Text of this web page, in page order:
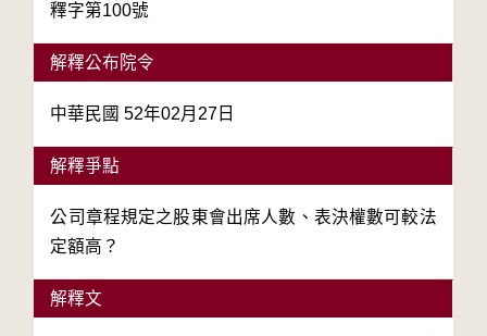
釋字第100號
解釋公布院令
中華民國 52年02月27日
解釋爭點
公司章程規定之股東會出席人數、表決權數可較法
定額高？
解釋文